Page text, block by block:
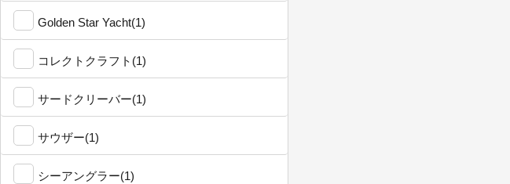
Golden Star Yacht(1)
コレクトクラフト(1)
サードクリーバー(1)
サウザー(1)
シーアングラー(1)